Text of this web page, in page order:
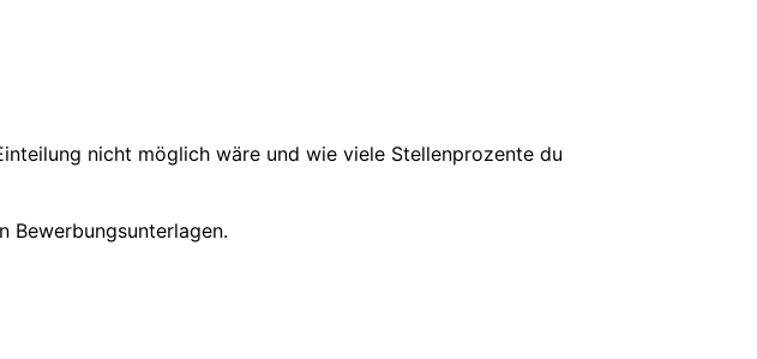
nicht möglich wäre und wie viele Stellenprozente du
Bewerbungsunterlagen.